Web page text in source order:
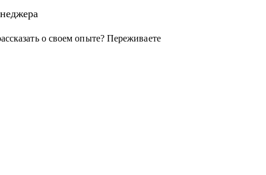
о своем опыте? Переживаете